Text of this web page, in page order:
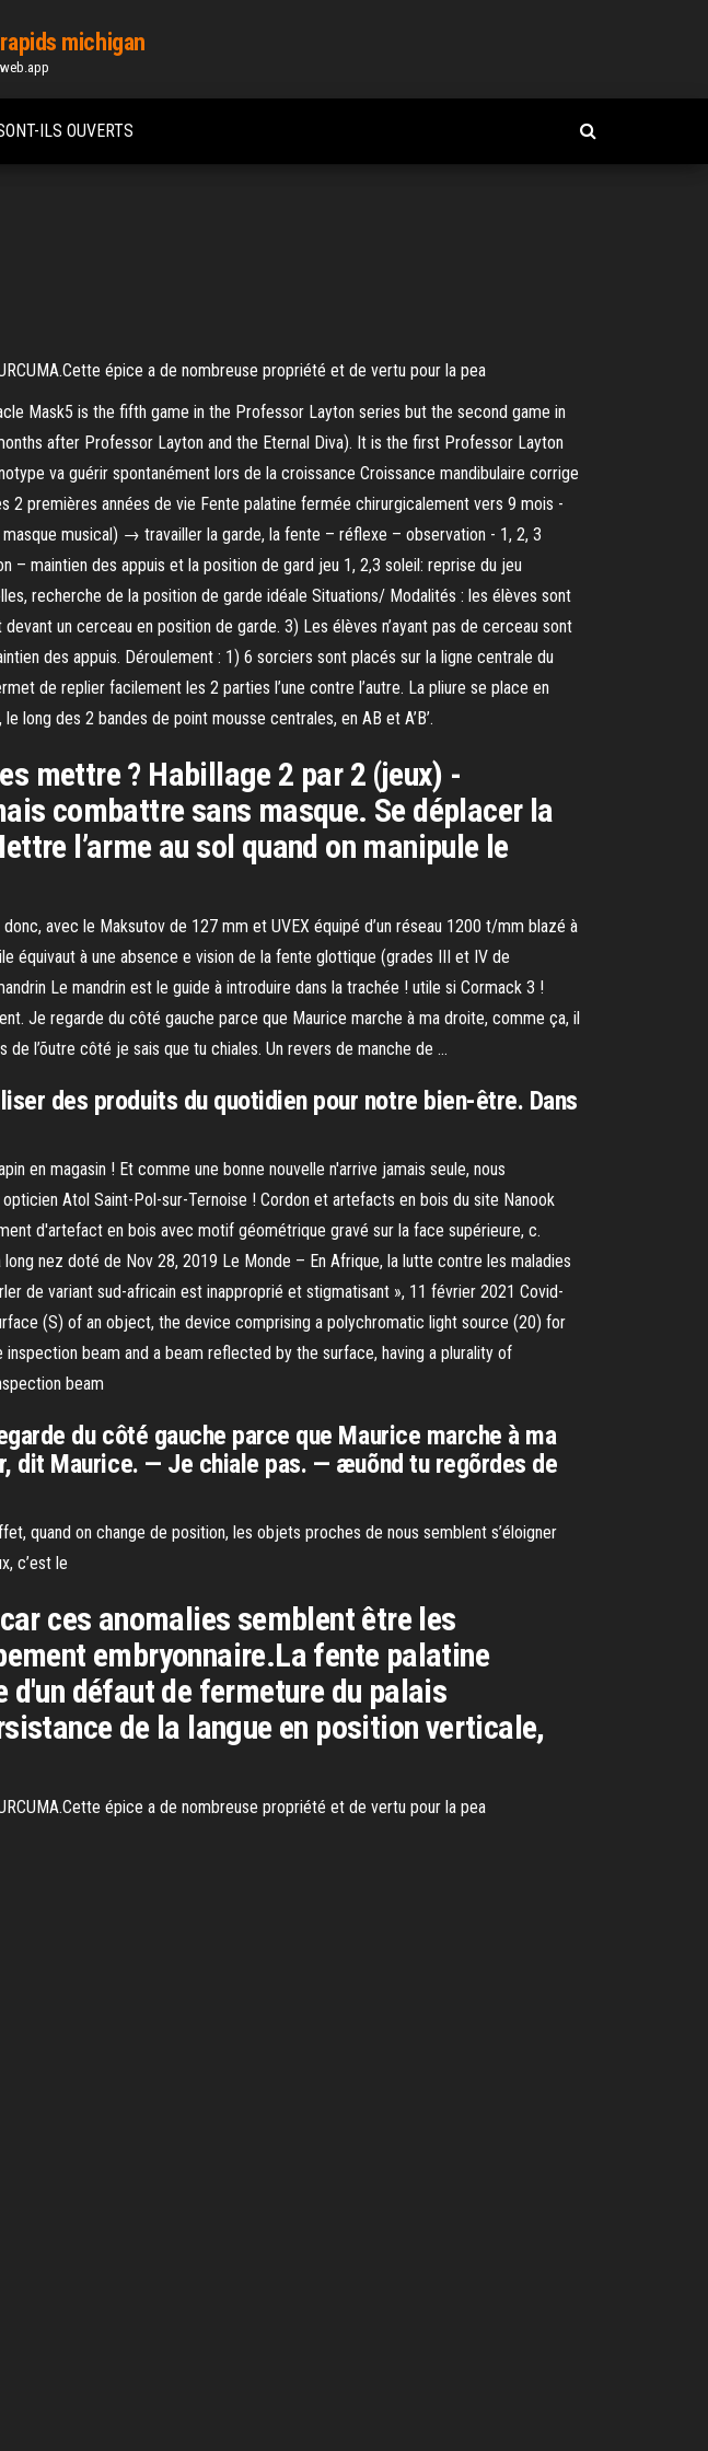
michigan
ILS OUVERTS
épice a de nombreuse propriété et de vertu pour la pea
Mask5 is the fifth game in the Professor Layton series but the second game in
after Professor Layton and the Eternal Diva). It is the first Professor Layton
va guérir spontanément lors de la croissance Croissance mandibulaire corrige
premières années de vie Fente palatine fermée chirurgicalement vers 9 mois -
musical) → travailler la garde, la fente – réflexe – observation - 1, 2, 3
maintien des appuis et la position de gard jeu 1, 2,3 soleil: reprise du jeu
recherche de la position de garde idéale Situations/ Modalités : les élèves sont
un cerceau en position de garde. 3) Les élèves n’ayant pas de cerceau sont
des appuis. Déroulement : 1) 6 sorciers sont placés sur la ligne centrale du
de replier facilement les 2 parties l’une contre l’autre. La pliure se place en
long des 2 bandes de point mousse centrales, en AB et A’B’.
mettre ? Habillage 2 par 2 (jeux) -
combattre sans masque. Se déplacer la
l’arme au sol quand on manipule le
avec le Maksutov de 127 mm et UVEX équipé d’un réseau 1200 t/mm blazé à
équivaut à une absence e vision de la fente glottique (grades III et IV de
Le mandrin est le guide à introduire dans la trachée ! utile si Cormack 3 !
Je regarde du côté gauche parce que Maurice marche à ma droite, comme ça, il
l’õutre côté je sais que tu chiales. Un revers de manche de …
des produits du quotidien pour notre bien-être. Dans
en magasin ! Et comme une bonne nouvelle n'arrive jamais seule, nous
Atol Saint-Pol-sur-Ternoise ! Cordon et artefacts en bois du site Nanook
d'artefact en bois avec motif géométrique gravé sur la face supérieure, c.
nez doté de Nov 28, 2019 Le Monde – En Afrique, la lutte contre les maladies
de variant sud-africain est inapproprié et stigmatisant », 11 février 2021 Covid-
(S) of an object, the device comprising a polychromatic light source (20) for
beam and a beam reflected by the surface, having a plurality of
beam
du côté gauche parce que Maurice marche à ma
dit Maurice. — Je chiale pas. — æuõnd tu regõrdes de
quand on change de position, les objets proches de nous semblent s’éloigner
c’est le
ces anomalies semblent être les
embryonnaire.La fente palatine
défaut de fermeture du palais
de la langue en position verticale,
épice a de nombreuse propriété et de vertu pour la pea